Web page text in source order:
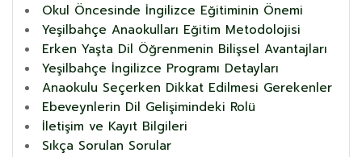
Okul Öncesinde İngilizce Eğitiminin Önemi
Yeşilbahçe Anaokulları Eğitim Metodolojisi
Erken Yaşta Dil Öğrenmenin Bilişsel Avantajları
Yeşilbahçe İngilizce Programı Detayları
Anaokulu Seçerken Dikkat Edilmesi Gerekenler
Ebeveynlerin Dil Gelişimindeki Rolü
İletişim ve Kayıt Bilgileri
Sıkça Sorulan Sorular